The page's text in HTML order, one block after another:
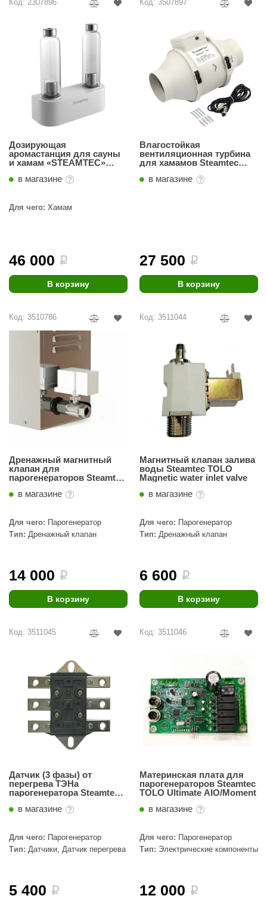
Код: 2307896
Дозирующая
аромастанция для сауны
и хамам «STEAMTEC»
в магазине
Для чего: Хамам
46 000 i
В корзину
Код: 3507897
Влагостойкая
вентиляционная турбина
для хамамов Steamtec
F100в магазине
27 500 i
В корзину
Код: 3510786
Дренажный магнитный
клапан для
парогенераторов Steamtec
в магазине
Для чего: Парогенератор
Тип: Дренажный клапан
14 000 i
В корзину
Код: 3511044
Магнитный клапан залива
воды Steamtec TOLO
Magnetic water inlet valve
в магазине
Для чего: Парогенератор
Тип: Дренажный клапан
6 600 i
В корзину
Код: 3511045
Датчик (3 фазы) от
перегрева ТЭНа
парогенератора Steamtec
device
в магазине
Для чего: Парогенератор
Тип: Датчики, Датчик перегрева
5 400 i
Код: 3511046
Материнская плата для
парогенераторов Steamtec
TOLO Ultimate AIO/Moment
в магазине
Для чего: Парогенератор
Тип: Электрические компоненты
12 000 i